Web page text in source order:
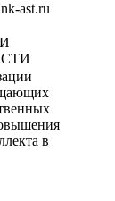
ast.ru
в